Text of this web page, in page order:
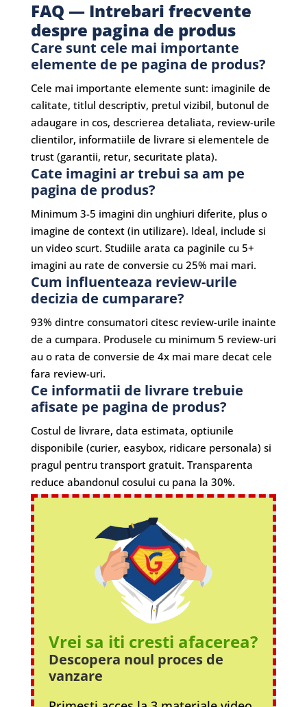
FAQ — Intrebari frecvente
despre pagina de produs
Care sunt cele mai importante
elemente de pe pagina de produs?
Cele mai importante elemente sunt: imaginile de
calitate, titlul descriptiv, pretul vizibil, butonul de
adaugare in cos, descrierea detaliata, review-urile
clientilor, informatiile de livrare si elementele de
trust (garantii, retur, securitate plata).
Cate imagini ar trebui sa am pe
pagina de produs?
Minimum 3-5 imagini din unghiuri diferite, plus o
imagine de context (in utilizare). Ideal, include si
un video scurt. Studiile arata ca paginile cu 5+
imagini au rate de conversie cu 25% mai mari.
Cum influenteaza review-urile
decizia de cumparare?
93% dintre consumatori citesc review-urile inainte
de a cumpara. Produsele cu minimum 5 review-uri
au o rata de conversie de 4x mai mare decat cele
fara review-uri.
Ce informatii de livrare trebuie
afisate pe pagina de produs?
Costul de livrare, data estimata, optiunile
disponibile (curier, easybox, ridicare personala) si
pragul pentru transport gratuit. Transparenta
reduce abandonul cosului cu pana la 30%.
Vrei sa iti cresti afacerea?
Descopera noul procesde
vanzare